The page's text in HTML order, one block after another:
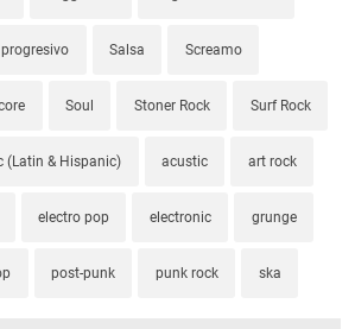
progresivo Salsa Screamo
Soul Stoner Rock Surf Rock
(Latin & Hispanic) acustic art rock
electro pop electronic grunge
post-punk punk rock ska